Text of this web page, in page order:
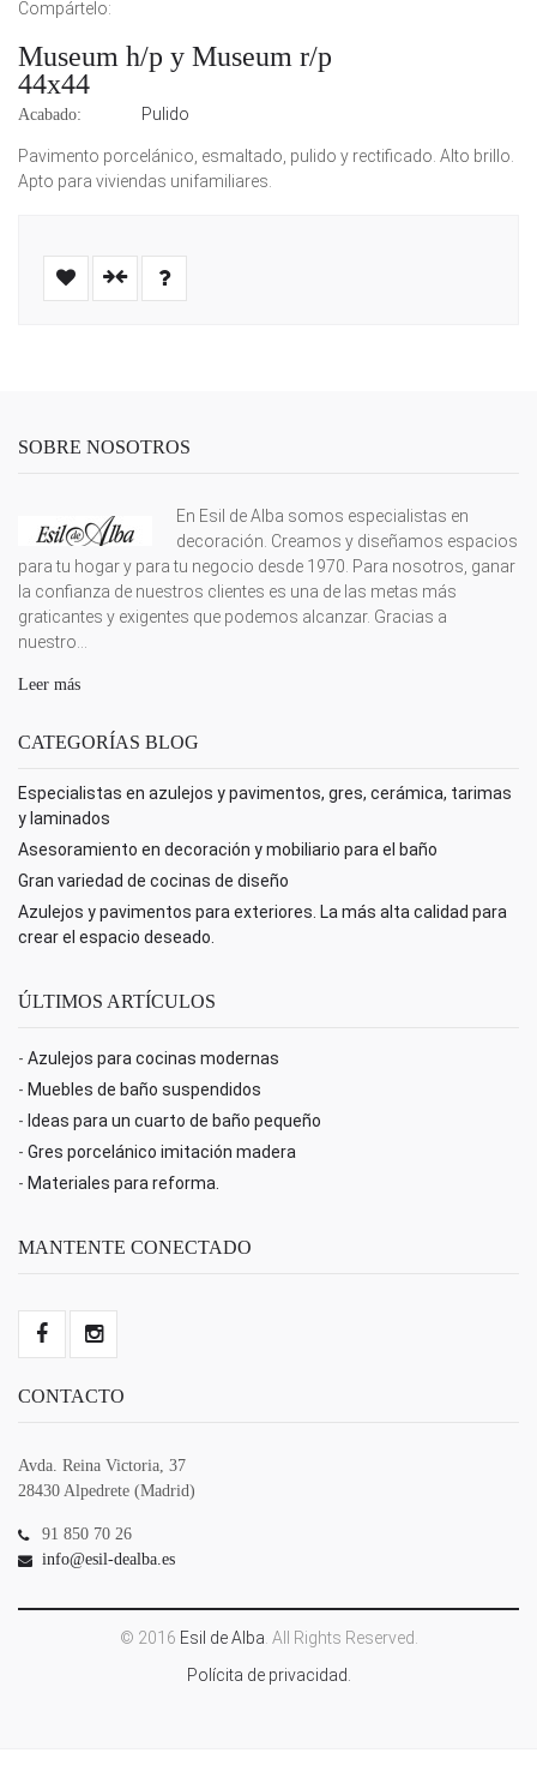
Compártelo:
Museum h/p y Museum r/p
44x44
Acabado: Pulido
Pavimento porcelánico, esmaltado, pulido y rectificado. Alto brillo.
Apto para viviendas unifamiliares.
SOBRE NOSOTROS
En Esil de Alba somos especialistas en
decoración. Creamos y diseñamos espacios
para tu hogar y para tu negocio desde 1970. Para nosotros, ganar
la confianza de nuestros clientes es una de las metas más
graticantes y exigentes que podemos alcanzar. Gracias a
nuestro...
Leer más
CATEGORÍAS BLOG
Especialistas en azulejos y pavimentos, gres, cerámica, tarimas
y laminados
Asesoramiento en decoración y mobiliario para el baño
Gran variedad de cocinas de diseño
Azulejos y pavimentos para exteriores. La más alta calidad para
crear el espacio deseado.
ÚLTIMOS ARTÍCULOS
- Azulejos para cocinas modernas
- Muebles de baño suspendidos
- Ideas para un cuarto de baño pequeño
- Gres porcelánico imitación madera
- Materiales para reforma.
MANTENTE CONECTADO
CONTACTO
Avda. Reina Victoria, 37
28430 Alpedrete (Madrid)
91 850 70 26
info@esil-dealba.es
© 2016 Esil de Alba . All Rights Reserved.
Polícita de privacidad.